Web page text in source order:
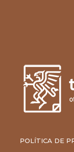
POLÍTICA DE